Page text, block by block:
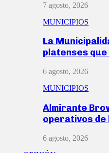
7 agosto, 2026
MUNICIPIOS
La
platenses
6 agosto, 2026
MUNICIPIOS
Almirante
operativos de
6 agosto, 2026